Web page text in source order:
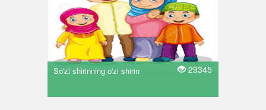
So'zi shirinning o'zi shirin 29345